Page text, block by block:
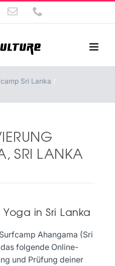
E-
Mail
Sri Lanka
SRI LANKA
in Sri Lanka
Ahangama (Sri
folgende Online-
und Prüfung deiner